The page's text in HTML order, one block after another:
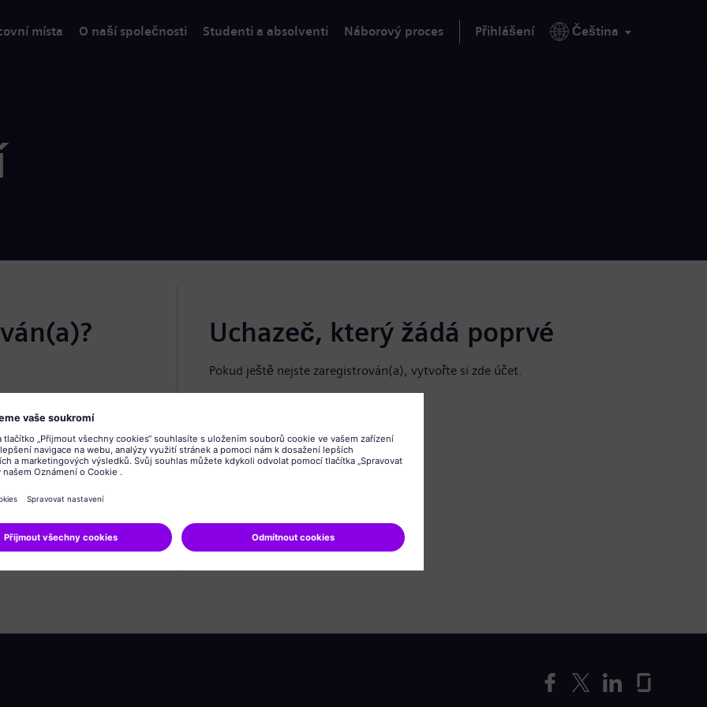
místa O naší společnosti Studenti a absolventi Náborový proces Přihlášení Čeština
Uchazeč, který žádá poprvé
Pokud ještě nejste zaregistrován(a), vytvořte si zde účet.